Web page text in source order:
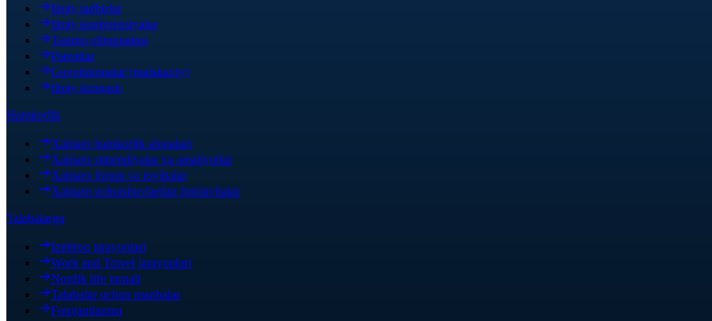
Ilmiy tadbirlar
Ilmiy konferensiyalar
Tasimo olimpiadasi
Patentlar
Guvohnomalar (malakaviy)
Ilmiy kengash
Hamkorlik
Xalqaro hamkorlik aloqalari
Xalqaro stipendiyalar va amaliyotlar
Xalqaro forum va loyihalar
Xalqaro uchrashuvlardan fotolavhalar
Talabalarga
Imtihon jarayonlari
Work and Travel jarayonlari
Nordik life jurnali
Talabalar uchun manbalar
Fotojamlanma